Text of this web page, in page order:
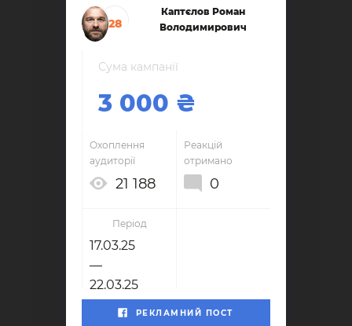
28
Каптєлов Роман
Володимирович
Сума кампанії
3 000
Охоплення
аудиторії
21 188
Реакцій
отримано
0
Період
17.03.25
—
22.03.25
РЕКЛАМНИЙ ПОСТ